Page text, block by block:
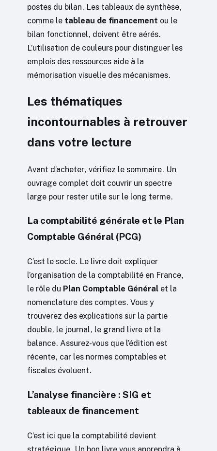
postes du bilan. Les tableaux de synthèse,
comme le tableau de financement ou le
bilan fonctionnel, doivent être aérés.
L’utilisation de couleurs pour distinguer les
emplois des ressources aide à la
mémorisation visuelle des mécanismes.
Les thématiques
incontournables à retrouver
dans votre lecture
Avant d’acheter, vérifiez le sommaire. Un
ouvrage complet doit couvrir un spectre
large pour rester utile sur le long terme.
La comptabilité générale et le Plan
Comptable Général (PCG)
C’est le socle. Le livre doit expliquer
l’organisation de la comptabilité en France,
le rôle du Plan Comptable Général et la
nomenclature des comptes. Vous y
trouverez des explications sur la partie
double, le journal, le grand livre et la
balance. Assurez-vous que l’édition est
récente, car les normes comptables et
fiscales évoluent.
L’analyse financière : SIG et
tableaux de financement
C’est ici que la comptabilité devient
stratégique. Un bon livre vous apprendra à